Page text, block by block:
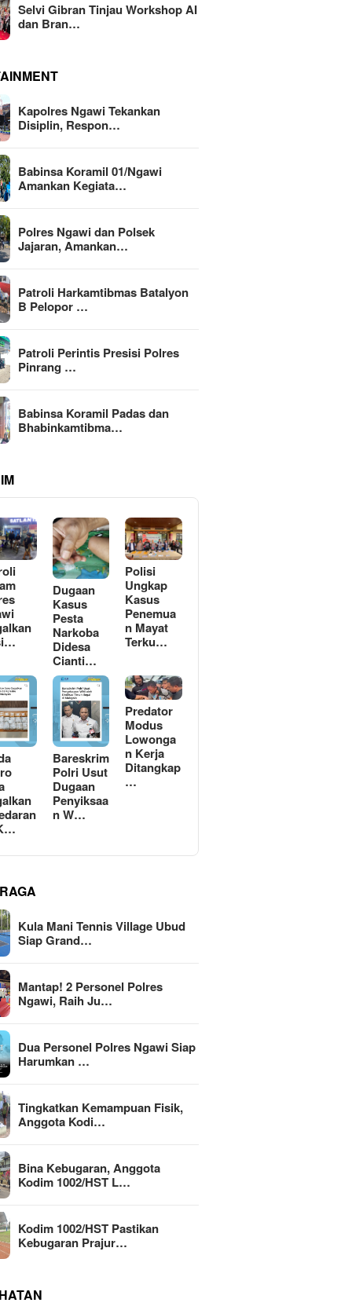
Selvi Gibran Tinjau Workshop AI
dan Bran…
Kapolres Ngawi Tekankan
Disiplin, Respon…
Babinsa Koramil 01/Ngawi
Amankan Kegiata…
Polres Ngawi dan Polsek
Jajaran, Amankan…
Patroli Harkamtibmas Batalyon
B Pelopor …
Patroli Perintis Presisi Polres
Pinrang …
Babinsa Koramil Padas dan
Bhabinkamtibma…
Dugaan
Kasus
Pesta
Narkoba
Didesa
Cianti…
Polisi
Ungkap
Kasus
Penemua
n Mayat
Terku…
Bareskrim
Polri Usut
Dugaan
Penyiksaa
n W…
Predator
Modus
Lowonga
n Kerja
Ditangkap
…
Kula Mani Tennis Village Ubud
Siap Grand…
Mantap! 2 Personel Polres
Ngawi, Raih Ju…
Dua Personel Polres Ngawi Siap
Harumkan …
Tingkatkan Kemampuan Fisik,
Anggota Kodi…
Bina Kebugaran, Anggota
Kodim 1002/HST L…
Kodim 1002/HST Pastikan
Kebugaran Prajur…